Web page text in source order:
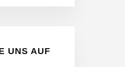
UNS AUF